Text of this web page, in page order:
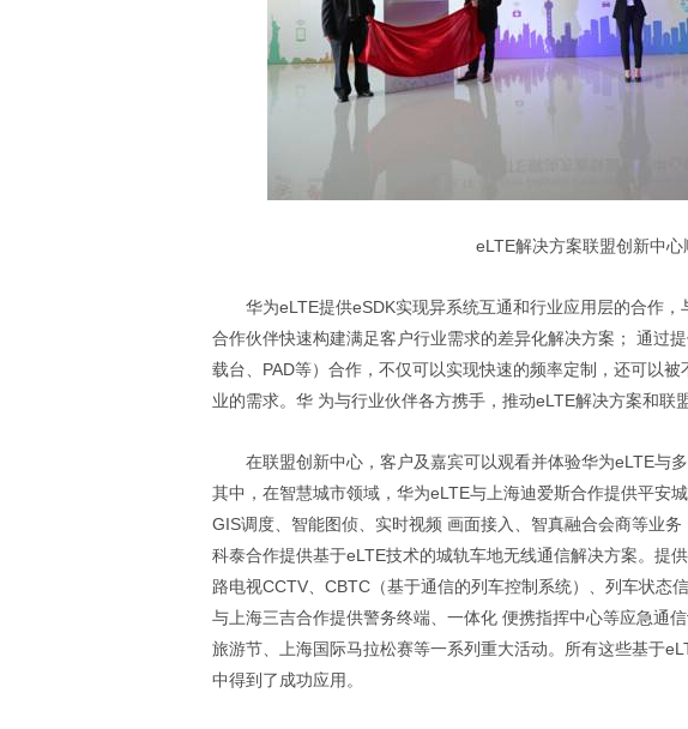
eLTE解决方案联盟创新中心
华为eLTE提供eSDK实现异系统互通和行业应用层的合作
合作伙伴快速构建满足客户行业需求的差异化解决方案； 通过
载台、PAD等）合作，不仅可以实现快速的频率定制，还可以
业的需求。华 为与行业伙伴各方携手，推动eLTE解决方案和联
在联盟创新中心，客户及嘉宾可以观看并体验华为eLTE与
其中，在智慧城市领域，华为eLTE与上海迪爱斯合作提供平安
GIS调度、智能图侦、实时视频 画面接入、智真融合会商等业
科泰合作提供基于eLTE技术的城轨车地无线通信解决方案。提
路电视CCTV、CBTC（基于通信的列车控制系统）、列车状态
与上海三吉合作提供警务终端、一体化 便携指挥中心等应急通
旅游节、上海国际马拉松赛等一系列重大活动。所有这些基于
中得到了成功应用。